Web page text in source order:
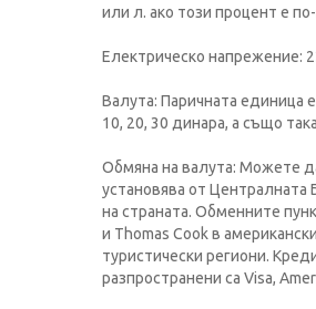
или л. ако този процент е
Електрическо напрежение:
Валута: Паричната единица
10, 20, 30 динара, а също
Обмяна на валута: Можете
установява от Централната
на страната. Обменните
и Thomas Cook в
туристически региони.
разпространени са Visa,